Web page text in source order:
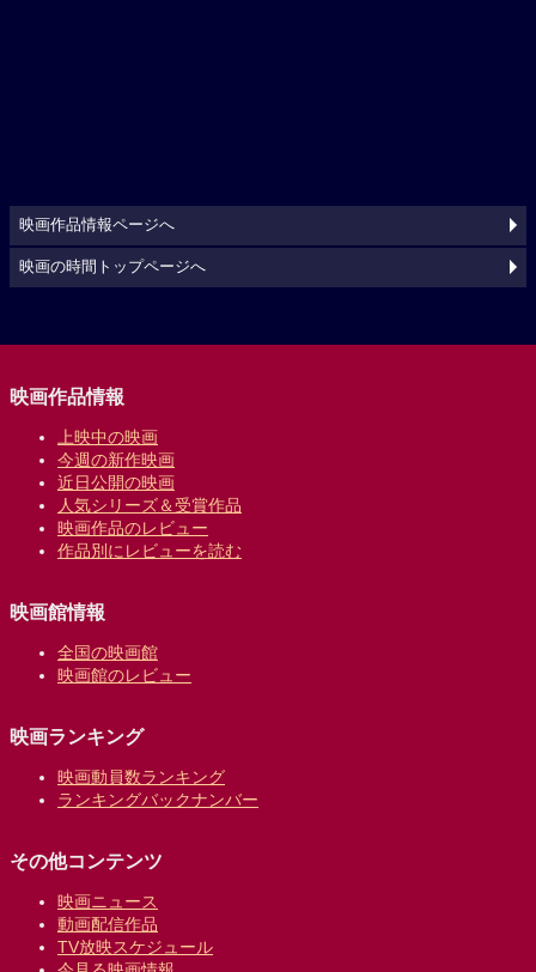
映画作品情報ページへ
映画の時間トップページへ
映画作品情報
上映中の映画
今週の新作映画
近日公開の映画
人気シリーズ＆受賞作品
映画作品のレビュー
作品別にレビューを読む
映画館情報
全国の映画館
映画館のレビュー
映画ランキング
映画動員数ランキング
ランキングバックナンバー
その他コンテンツ
映画ニュース
動画配信作品
TV放映スケジュール